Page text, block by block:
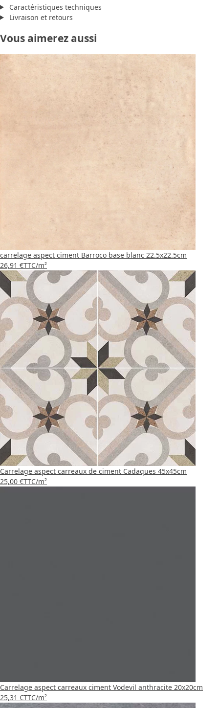
Caractéristiques techniques
Livraison et retours
Vous aimerez aussi
carrelage aspect ciment Barroco base blanc 22.5x22.5cm
26,91 €TTC/m²
Carrelage aspect carreaux de ciment Cadaques 45x45cm
25,00 €TTC/m²
Carrelage aspect carreaux ciment Vodevil anthracite 20x20cm
25,31 €TTC/m²